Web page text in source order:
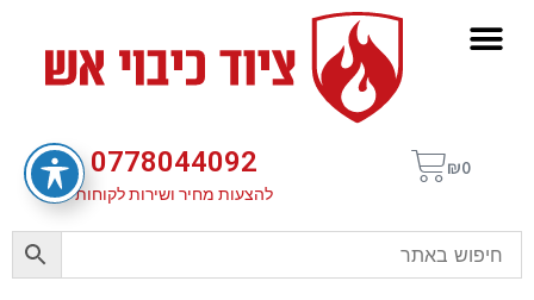
₪0
0778044092
להצעות מחיר ושירות לקוחות